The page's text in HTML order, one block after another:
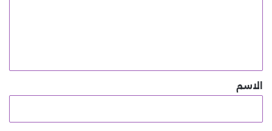
*الاسم